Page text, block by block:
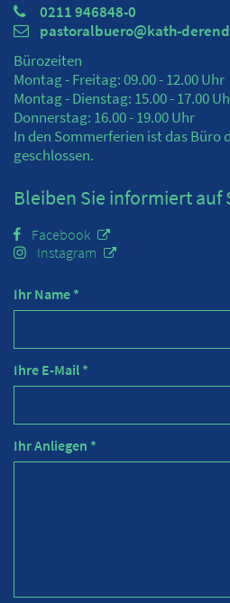
0211 946848-0
pastoralbuero@kath-
Bürozeiten
Montag - Freitag: 09.00 - 12.00 Uhr
Montag - Dienstag: 15.00 - 17.00
Donnerstag: 16.00 - 19.00 Uhr
In den Sommerferien ist das
geschlossen.
Bleiben Sie informiert auf
Facebook
Instagram
Ihr Name *
Ihre E-Mail *
Ihr Anliegen *